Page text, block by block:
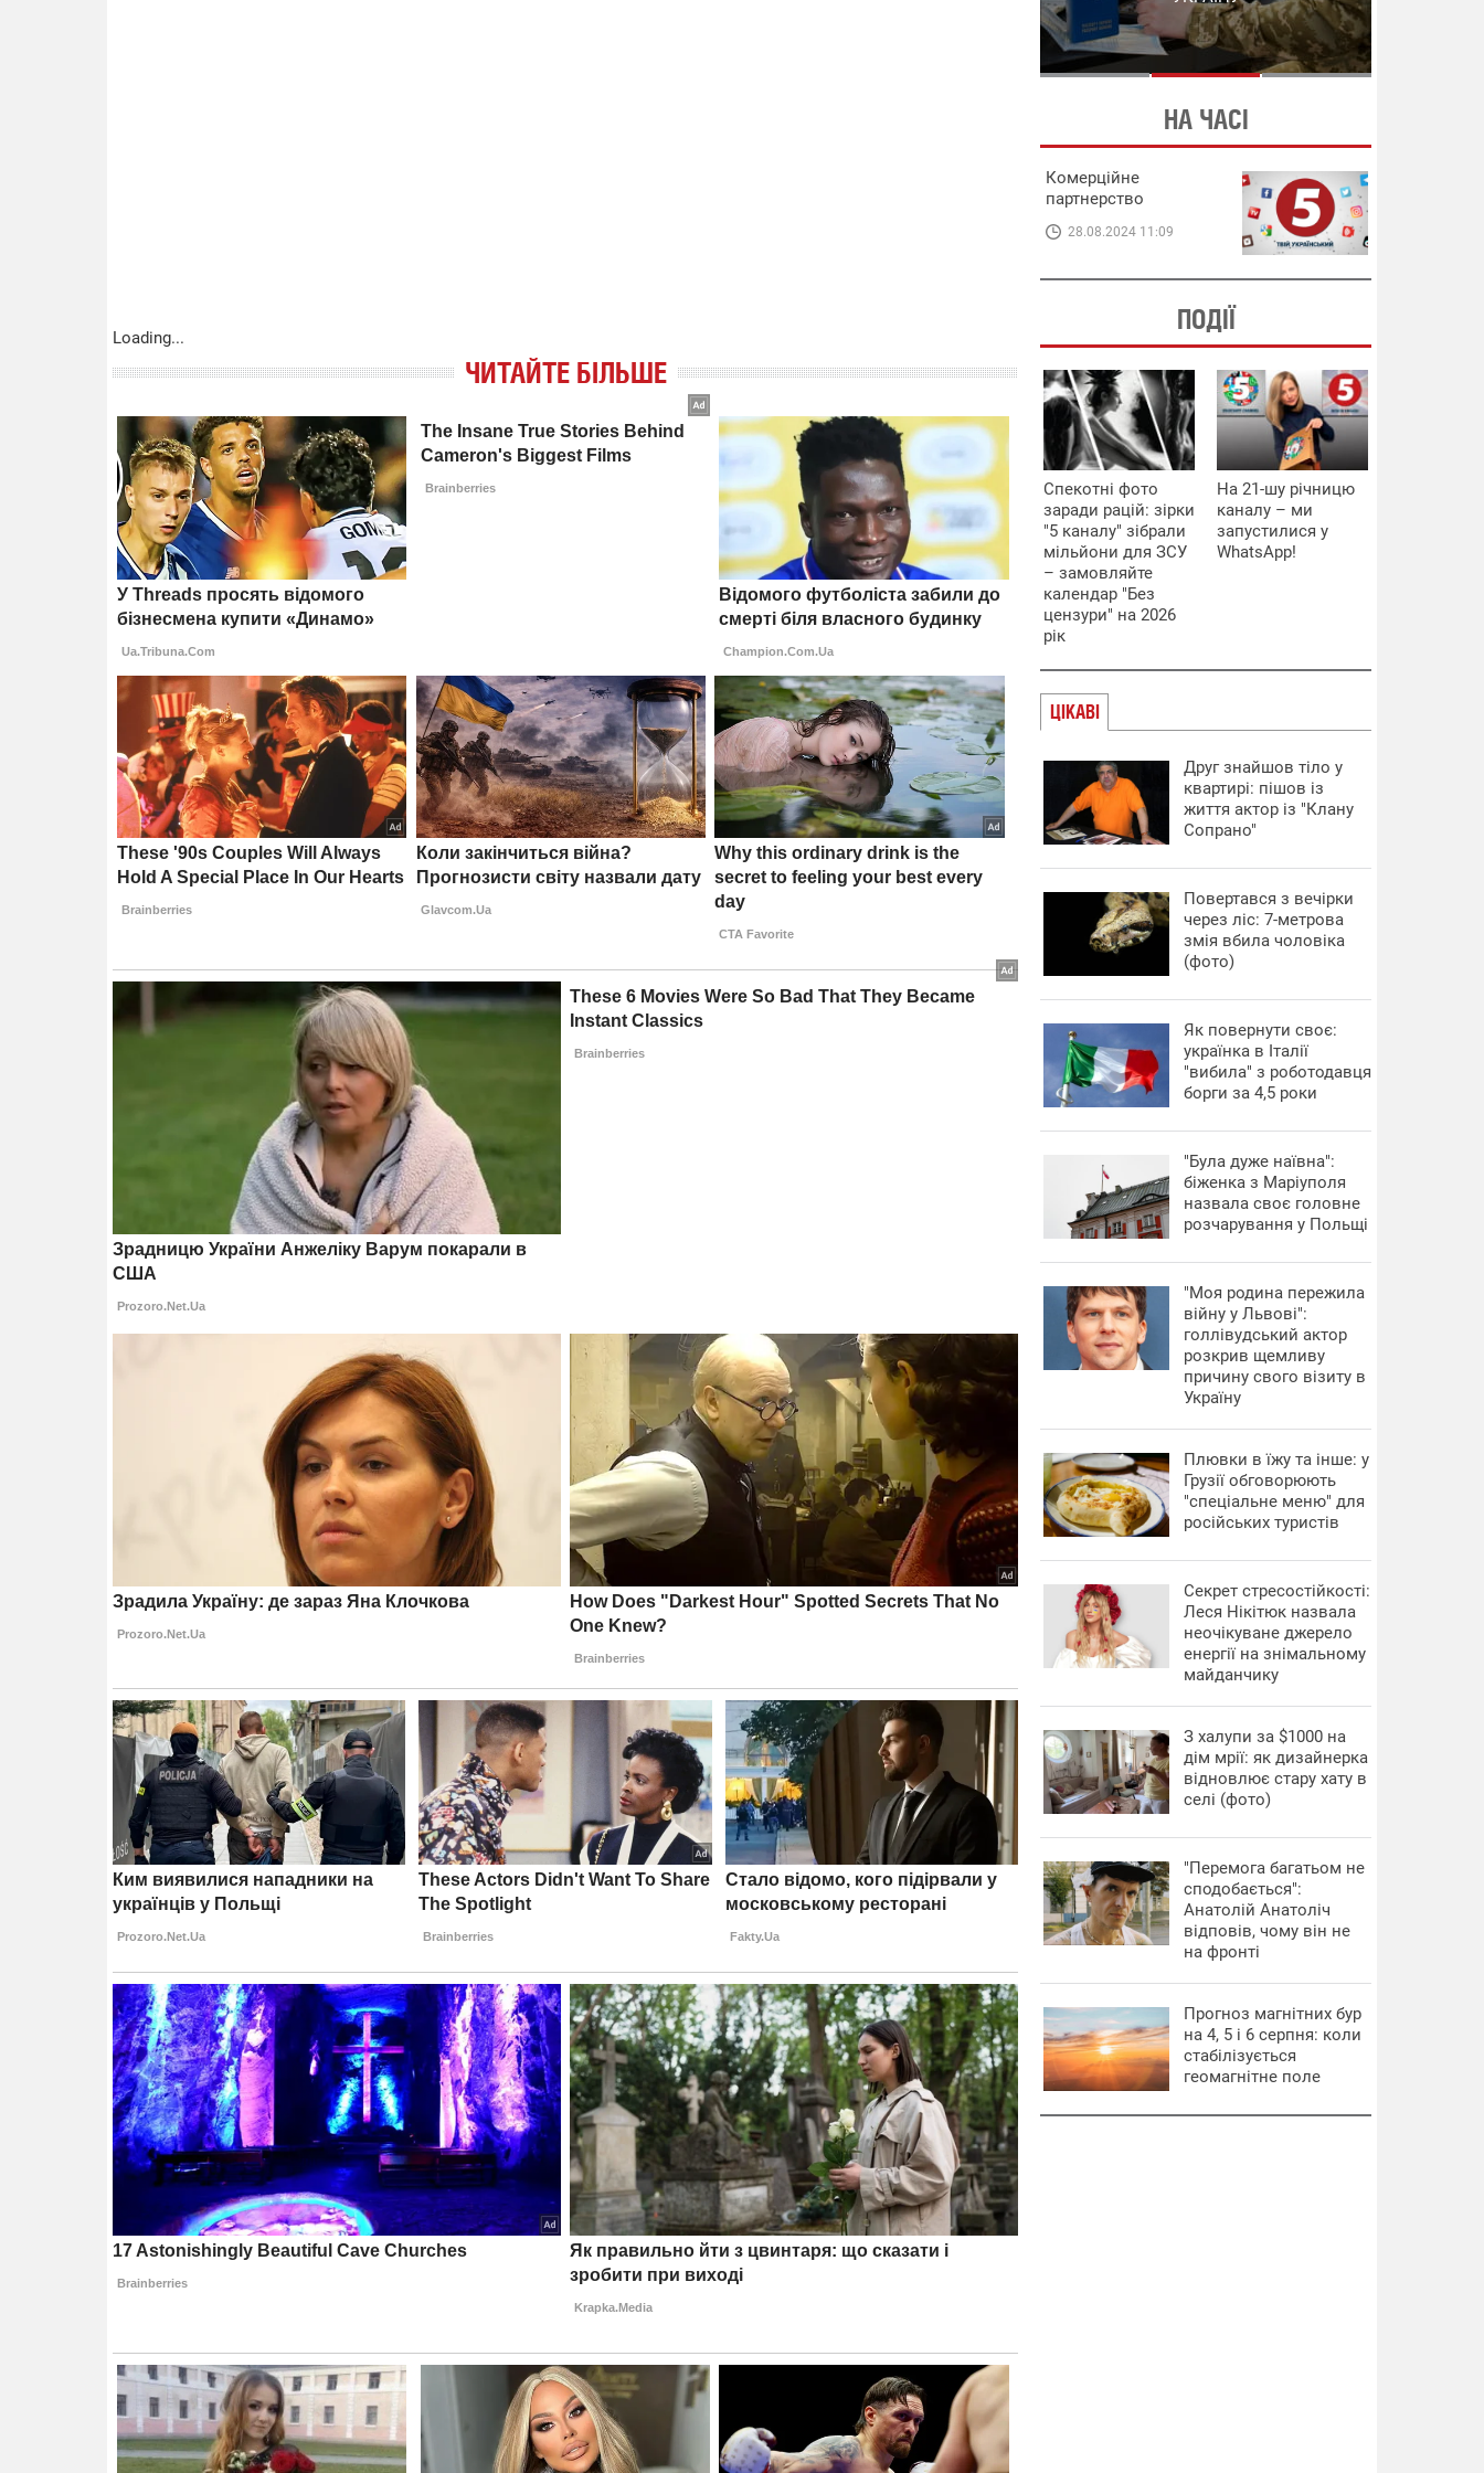
Loading...
ЧИТАЙТЕ БІЛЬШЕ
СХЕМИ В ЕНЕРГЕТИЦІ
ЕНЕРГЕТИЦІ
НА ЧАСІ
Комерційне
партнерство
28.08.2024 11:09
ПОДІЇ
Спекотні фото
заради рацій: зірки
"5 каналу" зібрали
мільйони для ЗСУ
– замовляйте
календар "Без
цензури" на 2026
рік
На 21-шу річницю
каналу – ми
запустилися у
WhatsApp!
ЦІКАВІ
Друг знайшов тіло у
квартирі: пішов із
життя актор із "Клану
Сопрано"
Повертався з вечірки
через ліс: 7-метрова
змія вбила чоловіка
(фото)
​Як повернути своє:
українка в Італії
"вибила" з роботодавця
борги за 4,5 роки
"Була дуже наївна":
біженка з Маріуполя
назвала своє головне
розчарування у Польщі
"Моя родина пережила
війну у Львові":
голлівудський актор
розкрив щемливу
причину свого візиту в
Україну
Плювки в їжу та інше: у
Грузії обговорюють
"спеціальне меню" для
російських туристів
Секрет стресостійкості:
Леся Нікітюк назвала
неочікуване джерело
енергії на знімальному
майданчику
З халупи за $1000 на
дім мрії: як дизайнерка
відновлює стару хату в
селі (фото)
"Перемога багатьом не
сподобається":
Анатолій Анатоліч
відповів, чому він не
на фронті
Прогноз магнітних бур
на 4, 5 і 6 серпня: коли
стабілізується
геомагнітне поле